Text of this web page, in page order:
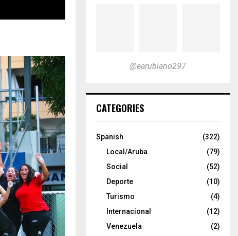
@earubiano297
CATEGORIES
Spanish
(322)
Local/Aruba
(79)
Social
(52)
Deporte
(10)
Turismo
(4)
Internacional
(12)
Venezuela
(2)